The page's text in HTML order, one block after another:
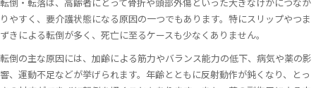
転倒・転落は、高齢者にとって骨折や頭部外傷といった大きなけがにつなが
りやすく、要介護状態になる原因の一つでもあります。特にスリップやつま
ずきによる転倒が多く、死亡に至るケースも少なくありません。
転倒の主な原因には、加齢による筋力やバランス能力の低下、病気や薬の影
響、運動不足などが挙げられます。年齢とともに反射動作が鈍くなり、とっ